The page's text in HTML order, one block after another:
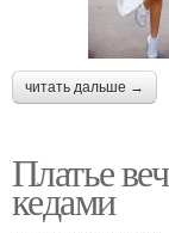
читать дальше →
Платье
кедами